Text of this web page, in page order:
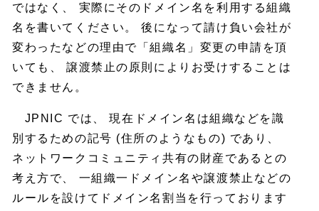
ではなく、 実際にそのドメイン名を利用する組織
名を書いてください。 後になって請け負い会社が
変わったなどの理由で「組織名」変更の申請を頂
いても、 譲渡禁止の原則によりお受けすることは
できません。
JPNIC では、 現在ドメイン名は組織などを識
別するための記号 (住所のようなもの) であり、
ネットワークコミュニティ共有の財産であるとの
考え方で、 一組織一ドメイン名や譲渡禁止などの
ルールを設けてドメイン名割当を行っております